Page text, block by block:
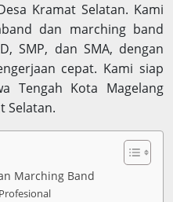
Kramat Selatan. Kami
dan marching band
SMP, dan SMA, dengan
cepat. Kami siap
Tengah Kota Magelang
Selatan.
Marching Band